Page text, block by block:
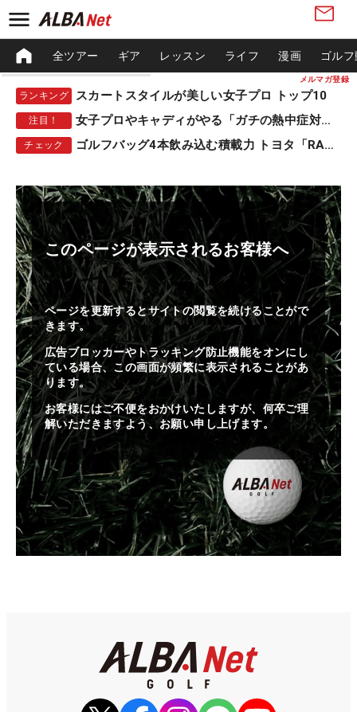
メルマガ登録
全ツアー ギア レッスン ライフ 漫画 ゴル
ランキング スカートスタイルが美しい女子プロ トップ10
注目！ 女子プロやキャディがやる「ガチの熱中症対策」
チェック ゴルフバッグ4本飲み込む積載力 トヨタ「RAV4」
このページが表示されるお客様へ
ページを更新するとサイトの閲覧を続けることがで
きます。
広告ブロッカーやトラッキング防止機能をオンにし
ている場合、この画面が頻繁に表示されることがあ
ります。
お客様にはご不便をおかけいたしますが、何卒ご理
解いただきますよう、お願い申し上げます。